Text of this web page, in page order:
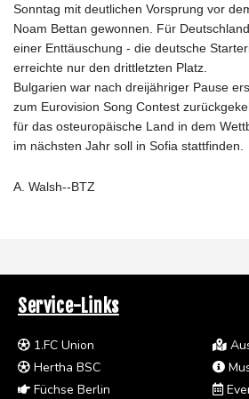
Sonntag mit deutlichen Vorsprung vor
Noam Bettan gewonnen. Für
einer Enttäuschung - die deutsche
erreichte nur den drittletzten Platz.
Bulgarien war nach dreijähriger Pause
zum Eurovision Song Contest
für das osteuropäische Land in dem
im nächsten Jahr soll in Sofia stattfinden.
A. Walsh--BTZ
Service-Links
1.FC Union
Hertha BSC
Füchse Berlin